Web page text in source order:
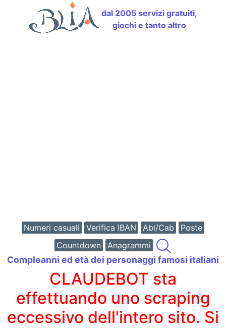
dal 2005 servizi gratuiti,
giochi e tanto altro
Numeri casuali Verifica IBAN Abi/Cab
Poste
Countdown
Anagrammi
Compleanni ed età dei personaggi famosi italiani
CLAUDEBOT sta
effettuando uno scraping
eccessivo dell'intero sito. Si